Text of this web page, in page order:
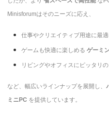
Minisforumはそのニーズに応え、
仕事やクリエイティブ用途に最
ゲームも快適に楽しめるゲーミ
リビングやオフィスにピッタリ
など、幅広いラインナップを展開し、
ミニPC を提供しています。